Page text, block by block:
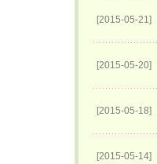
[2015-05-21]
[2015-05-20]
[2015-05-18]
[2015-05-14]